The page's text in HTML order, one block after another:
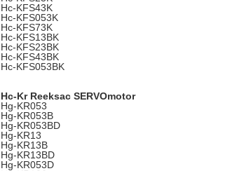
Hc-KFS43K
Hc-KFS053K
Hc-KFS73K
Hc-KFS13BK
Hc-KFS23BK
Hc-KFS43BK
Hc-KFS053BK
Hc-Kr Reeksac SERVOmotor
Hg-KR053
Hg-KR053B
Hg-KR053BD
Hg-KR13
Hg-KR13B
Hg-KR13BD
Hg-KR053D